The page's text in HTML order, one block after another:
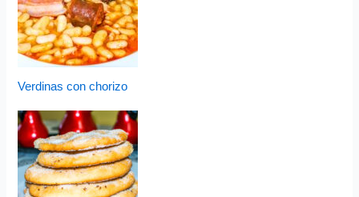
Verdinas con chorizo